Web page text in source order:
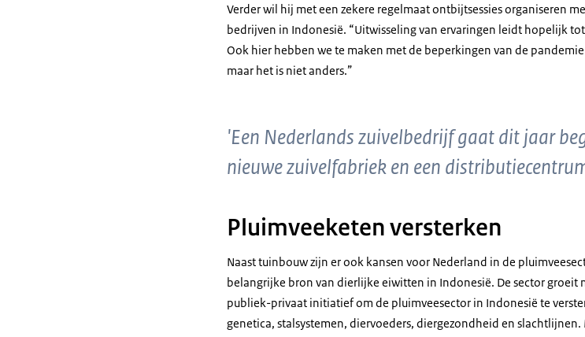
Verder wil hij met een zekere regelmaat ontbijtsessies organiseren
bedrijven in Indonesië. “Uitwisseling van ervaringen leidt hopelijk
Ook hier hebben we te maken met de beperkingen van de
maar het is niet anders.”
'Een Nederlands zuivelbedrijf gaat dit jaar
nieuwe zuivelfabriek en een
Pluimveeketen versterken
Naast tuinbouw zijn er ook kansen voor Nederland in de
belangrijke bron van dierlijke eiwitten in Indonesië. De sector groeit
publiek-privaat initiatief om de pluimveesector in Indonesië te
genetica, stalsystemen, diervoeders, diergezondheid en